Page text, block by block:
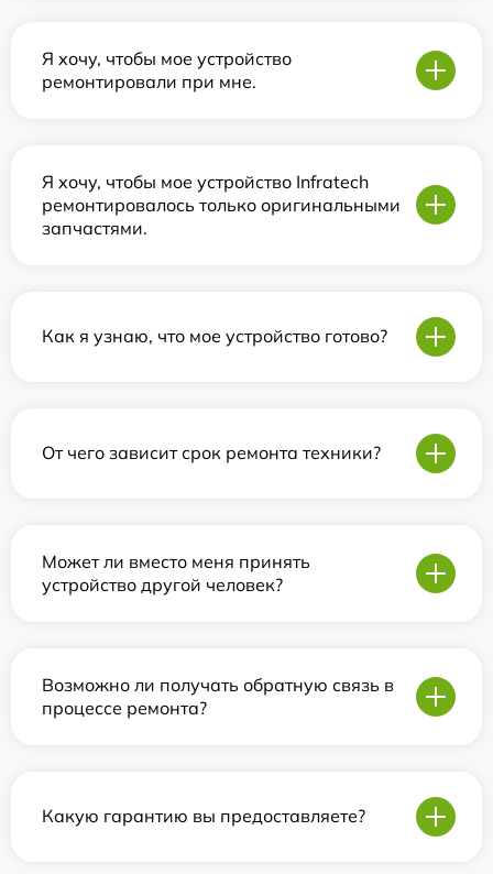
Я хочу, чтобы мое устройство
ремонтировали при мне.
Я хочу, чтобы мое устройство Infratech
ремонтировалось только оригинальными
запчастями.
Как я узнаю, что мое устройство готово?
От чего зависит срок ремонта техники?
Может ли вместо меня принять
устройство другой человек?
Возможно ли получать обратную связь в
процессе ремонта?
Какую гарантию вы предоставляете?